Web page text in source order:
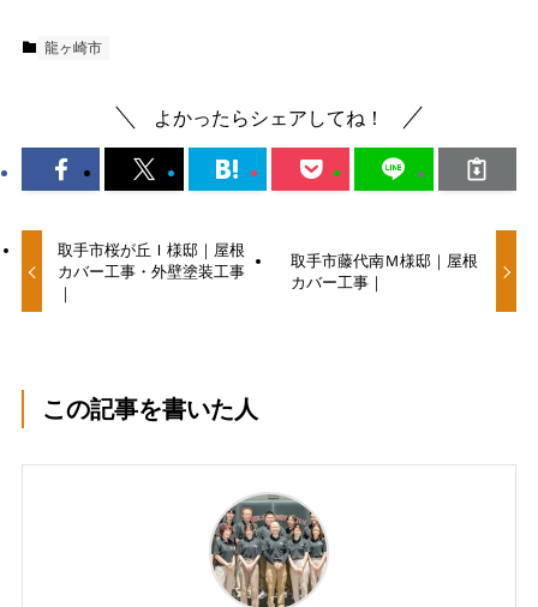
龍ヶ崎市
よかったらシェアしてね！
取手市桜が丘Ｉ様邸｜屋根
カバー工事・外壁塗装工事
｜
取手市藤代南Ｍ様邸｜屋根
カバー工事｜
この記事を書いた人